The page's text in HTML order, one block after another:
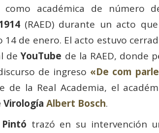
como académica de número
(RAED) durante un acto
14 de enero. El acto estuvo
deYouTube de la RAED, donde
de ingreso «De com
de la Real Academia, el
VirologíaAlbert Bosch.
Pintó trazó en su intervención